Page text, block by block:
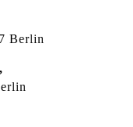
Berlin